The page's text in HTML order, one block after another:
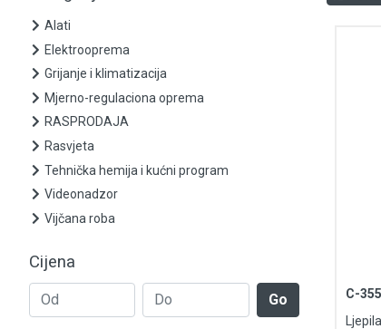
Alati
Elektrooprema
Grijanje i klimatizacija
Mjerno-regulaciona oprema
RASPRODAJA
Rasvjeta
Tehnička hemija i kućni program
Videonadzor
Vijčana roba
Cijena
Go
C-
Ljepila